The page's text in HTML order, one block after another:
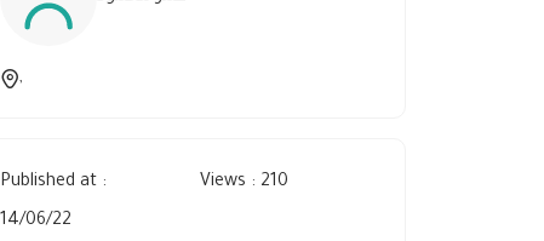
,
Published at :
14/06/22
Views : 210